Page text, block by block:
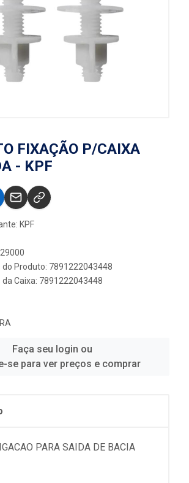
FIXAÇÃO P/CAIXA
- KPF
KPF
do Produto: 7891222043448
Caixa: 7891222043448
Faça seu login ou
se para ver preços e comprar
PARA SAIDA DE BACIA